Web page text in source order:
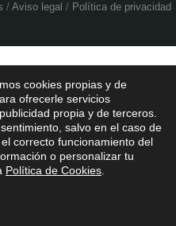
/ Aviso legal / Política de privacidad
cookies propias y de
ofrecerle servicios
propia y de terceros.
salvo en el caso de
correcto funcionamiento del
o personalizar tu
Política de Cookies